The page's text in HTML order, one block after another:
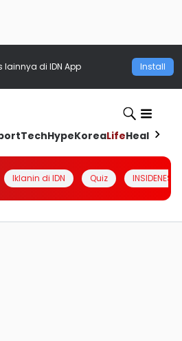
lainnya di IDN App Install
TechHypeKoreaLifeHealth
Iklanin di IDN Quiz INSIDENESIA